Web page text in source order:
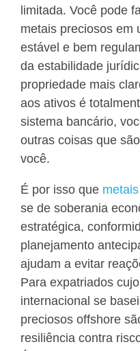
limitada. Você pode
metais preciosos em
estável e bem
da estabilidade
propriedade mais
aos ativos é
sistema bancário,
outras coisas que
você.
É por isso que
se de soberania
estratégica,
planejamento
ajudam a evitar
Para expatriados
internacional se
preciosos offshore
resiliência contra